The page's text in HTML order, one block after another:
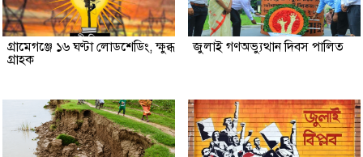
গ্রামেগঞ্জে ১৬ ঘণ্টা লোডশেডিং, ক্ষুব্ধ
গ্রাহক
জুলাই গণঅভ্যুত্থান দিবস পালিত